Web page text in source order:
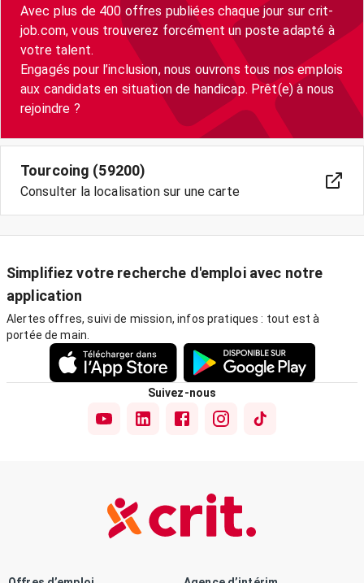
Avec plus de 400 offres publiées chaque jour sur crit-
job.com, vous trouverez forcément un poste adapté à
votre talent.
Engagés pour l’inclusion, nous ouvrons tous nos emplois
aux candidats en situation de handicap. Prêt(e) à nous
Tourcoing (59200)
Consulter la localisation sur une carte
Simplifiez votre recherche d'emploi avec notre
application
Alertes offres, suivi de mission, infos pratiques : tout est à
portée de main.
Suivez-nous